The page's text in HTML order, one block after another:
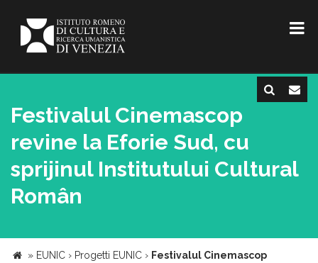
Festivalul Cinemascop
revine la Eforie Sud, cu
sprijinul Institutului Cultural
Român
» EUNIC › Progetti EUNIC › Festivalul Cinemascop